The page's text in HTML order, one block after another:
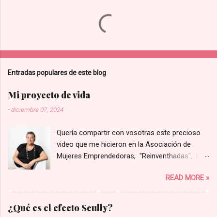
Entradas populares de este blog
Mi proyecto de vida
-diciembre 07, 2024
Quería compartir con vosotras este precioso
video que me hicieron en la Asociación de
Mujeres Emprendedoras, "Reinventhadas", las
poner en valor proyectos liderados por mujeres
de la provincia de Castellón. Entre todos los
presentados eligieron solo a ocho de ellos para
hacer un video corporativo, y yo tuve la gran
READ MORE »
¿Qué es el efecto Scully?